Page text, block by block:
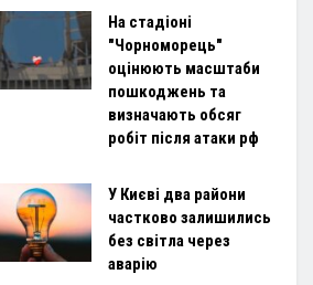
На стадіоні
"Чорноморець"
оцінюють масштаби
пошкоджень та
визначають обсяг
робіт після атаки рф
У Києві два райони
частково залишились
без світла через
аварію